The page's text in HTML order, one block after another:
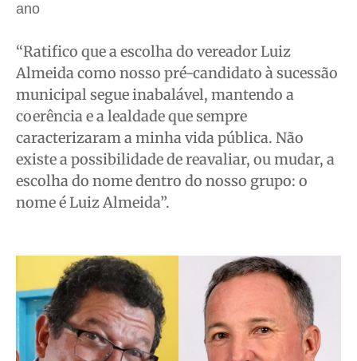
Segurança
Saúde
Cidades
Direitos
Economia
Cultura
Colunas
Caetano Roque
Jr Mignone (in memorian)
Wanda Sily
Publicidade Legal
Anuncie
Segurança
Saúde
Cidades
Direitos
Economia
Cultura
Colunas
Caetano Roque
Jr Mignone (in memorian)
Wanda Sily
Publicidade Legal
Anuncie
Segurança
Saúde
Cidades
Direitos
Economia
Cultura
Colunas
Caetano Roque
Jr Mignone (in memorian)
Wanda Sily
Publicidade Legal
Anuncie
Segurança
Saúde
Cidades
Direitos
Economia
Cultura
Colunas
Caetano Roque
Jr Mignone (in memorian)
Wanda Sily
Publicidade Legal
Anuncie
ano
“Ratifico que a escolha do vereador Luiz
Almeida como nosso pré-candidato à sucessão
municipal segue inabalável, mantendo a
coerência e a lealdade que sempre
caracterizaram a minha vida pública. Não
existe a possibilidade de reavaliar, ou mudar, a
escolha do nome dentro do nosso grupo: o
nome é Luiz Almeida”.